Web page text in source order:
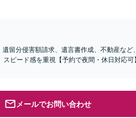
留分侵害額請求、遺言書作成、不動産など
ピード感を重視【予約で夜間・休日対応可
メールでお問い合わせ